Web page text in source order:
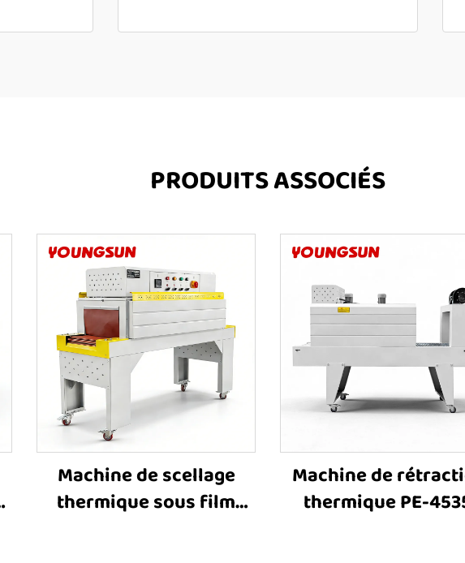
PRODUITS ASSOCIÉS
Machine de scellage
thermique sous film
Machine de
thermique PE-